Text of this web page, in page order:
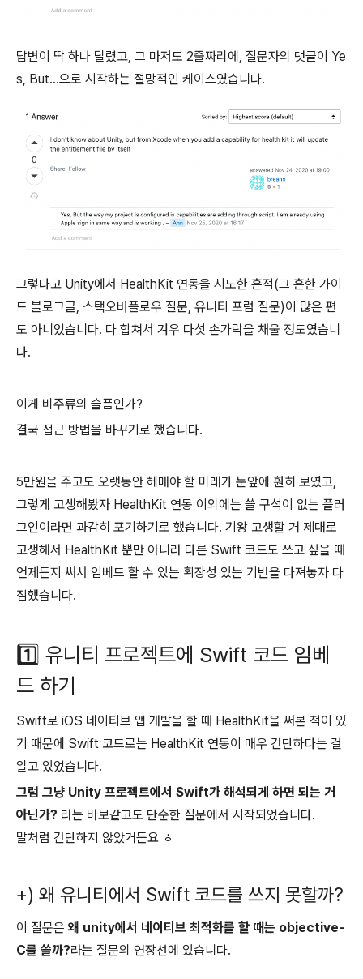
답변이 딱 하나 달렸고, 그 마저도 2줄짜리에, 질문자의 댓글이 Ye
s, But...으로 시작하는 절망적인 케이스였습니다.
그렇다고 Unity에서 HealthKit 연동을 시도한 흔적(그 흔한 가이
드 블로그글, 스택오버플로우 질문, 유니티 포럼 질문)이 많은 편
도 아니었습니다. 다 합쳐서 겨우 다섯 손가락을 채울 정도였습니
다.
이게 비주류의 슬픔인가?
결국 접근 방법을 바꾸기로 했습니다.
5만원을 주고도 오랫동안 헤매야 할 미래가 눈앞에 훤히 보였고,
그렇게 고생해봤자 HealthKit 연동 이외에는 쓸 구석이 없는 플러
그인이라면 과감히 포기하기로 했습니다. 기왕 고생할 거 제대로
고생해서 HealthKit 뿐만 아니라 다른 Swift 코드도 쓰고 싶을 때
언제든지 써서 임베드 할 수 있는 확장성 있는 기반을 다져놓자 다
짐했습니다.
1️⃣ 유니티 프로젝트에 Swift 코드 임베
드 하기
Swift로 iOS 네이티브 앱 개발을 할 때 HealthKit을 써본 적이 있
기 때문에 Swift 코드로는 HealthKit 연동이 매우 간단하다는 걸
알고 있었습니다.
그럼 그냥 Unity 프로젝트에서 Swift가 해석되게 하면 되는 거
아닌가? 라는 바보같고도 단순한 질문에서 시작되었습니다.
말처럼 간단하지 않았거든요 ㅎ
+) 왜 유니티에서 Swift 코드를 쓰지 못할까?
이 질문은 왜 unity에서 네이티브 최적화를 할 때는 objective-
C를 쓸까?라는 질문의 연장선에 있습니다.